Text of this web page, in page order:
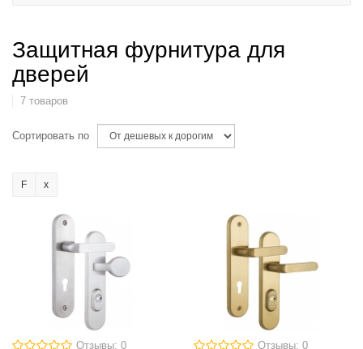
Защитная фурнитура для
дверей
7 товаров
Сортировать по
F
Отзывы: 0 Отзывы: 0